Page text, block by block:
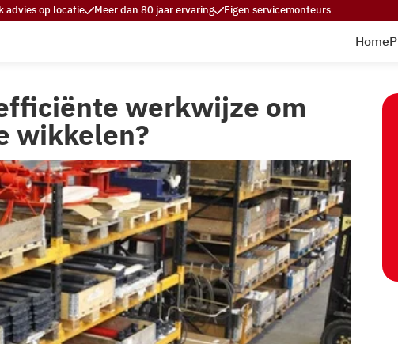
advies op locatie Meer dan 80 jaar ervaring Eigen servicemonteurs
Home
werkwijze om
wikkelen?